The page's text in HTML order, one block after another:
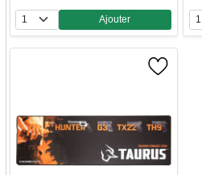
Quantité
Ajouter